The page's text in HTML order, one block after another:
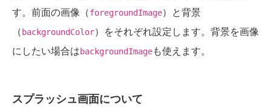
す。前面の画像（foregroundImage）と背景
（ backgroundColor）をそれぞれ設定します。背景を画像
にしたい場合はbackgroundImageも使えます。
スプラッシュ画面について